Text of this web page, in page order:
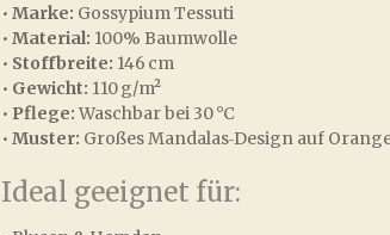
• Marke: Gossypium Tessuti
• Material: 100% Baumwolle
• Stoffbreite: 146 cm
• Gewicht: 110 g/m²
• Pflege:Waschbar bei 30 °C
• Muster: Großes Mandalas‑Design auf
Ideal geeignet für: